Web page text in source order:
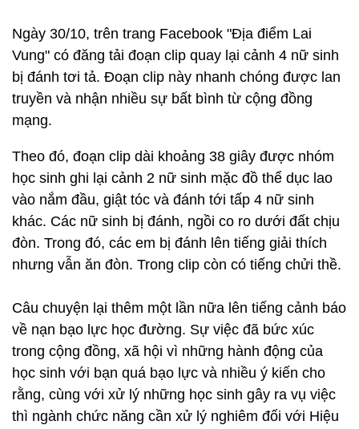
Ngày 30/10, trên trang Facebook "Địa điểm Lai
Vung" có đăng tải đoạn clip quay lại cảnh 4 nữ sinh
bị đánh tơi tả. Đoạn clip này nhanh chóng được lan
truyền và nhận nhiều sự bất bình từ cộng đồng
mạng.
Theo đó, đoạn clip dài khoảng 38 giây được nhóm
học sinh ghi lại cảnh 2 nữ sinh mặc đồ thể dục lao
vào nắm đầu, giật tóc và đánh tới tấp 4 nữ sinh
khác. Các nữ sinh bị đánh, ngồi co ro dưới đất chịu
đòn. Trong đó, các em bị đánh lên tiếng giải thích
nhưng vẫn ăn đòn. Trong clip còn có tiếng chửi thề.
Câu chuyện lại thêm một lần nữa lên tiếng cảnh báo
về nạn bạo lực học đường. Sự việc đã bức xúc
trong cộng đồng, xã hội vì những hành động của
học sinh với bạn quá bạo lực và nhiều ý kiến cho
rằng, cùng với xử lý những học sinh gây ra vụ việc
thì ngành chức năng cần xử lý nghiêm đối với Hiệu